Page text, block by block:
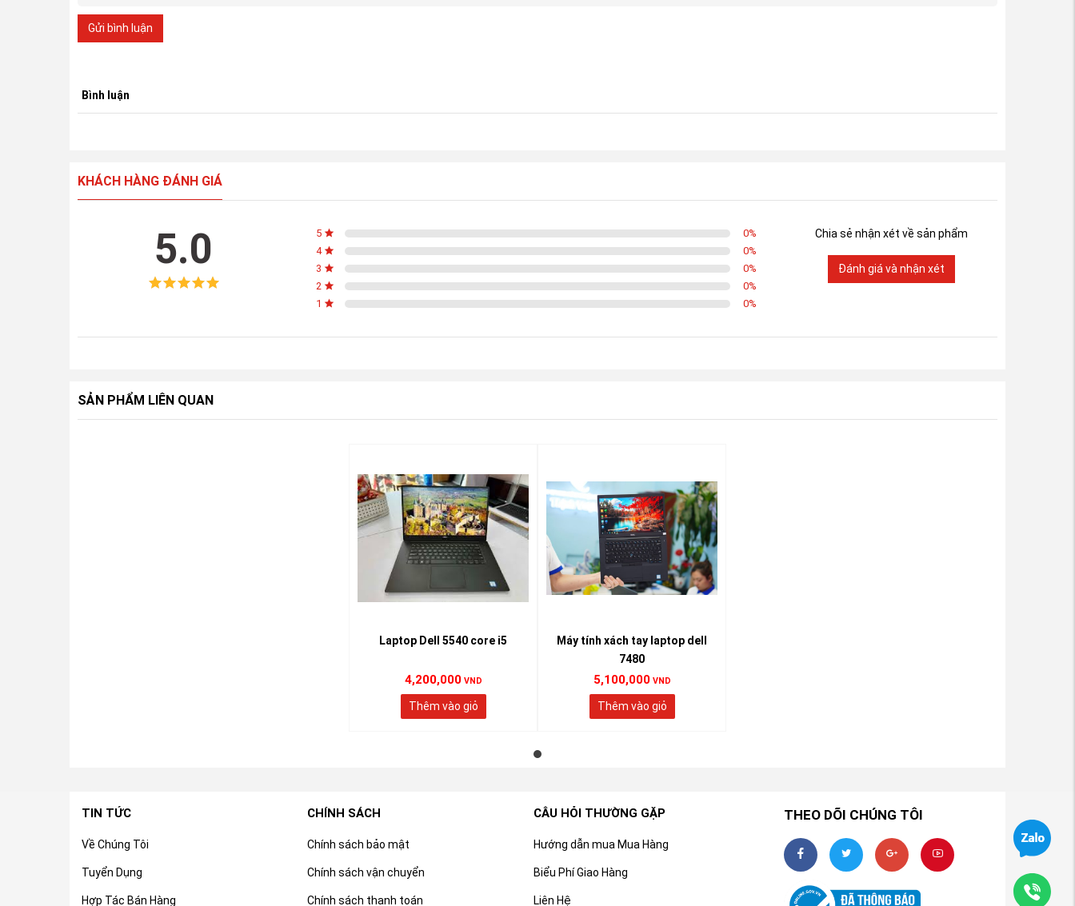
Gửi bình luận
Bình luận
KHÁCH HÀNG ĐÁNH GIÁ
5.0 5 0%
4
0%
3
0%
2
0%
1
0%
Chia sẻ nhận xét về sản phẩm
Đánh giá và nhận xét
SẢN PHẨM LIÊN QUAN
Laptop Dell 5540 core i5
4,200,000 VND
Thêm vào giỏ
Máy tính xách tay laptop dell
7480
5,100,000 VND
Thêm vào giỏ
TIN TỨC
Về Chúng Tôi
Tuyển Dụng
Hợp Tác Bán Hàng
CHÍNH SÁCH
Chính sách bảo mật
Chính sách vận chuyển
Chính sách thanh toán
CÂU HỎI THƯỜNG GẶP
Hướng dẫn mua Mua Hàng
Biểu Phí Giao Hàng
Liên Hệ
THEO DÕI CHÚNG TÔI